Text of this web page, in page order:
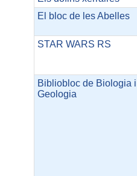
El bloc de les Abelles
STAR WARS RS
Bibliobloc de Biologia i
Geologia